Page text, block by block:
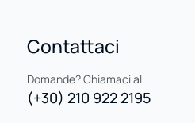
Contattaci
Domande? Chiamaci al
(+30) 210 922 2195